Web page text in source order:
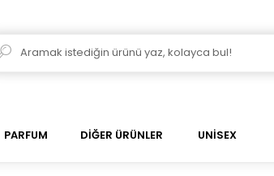
PARFUM DİĞER ÜRÜNLER UNİSEX